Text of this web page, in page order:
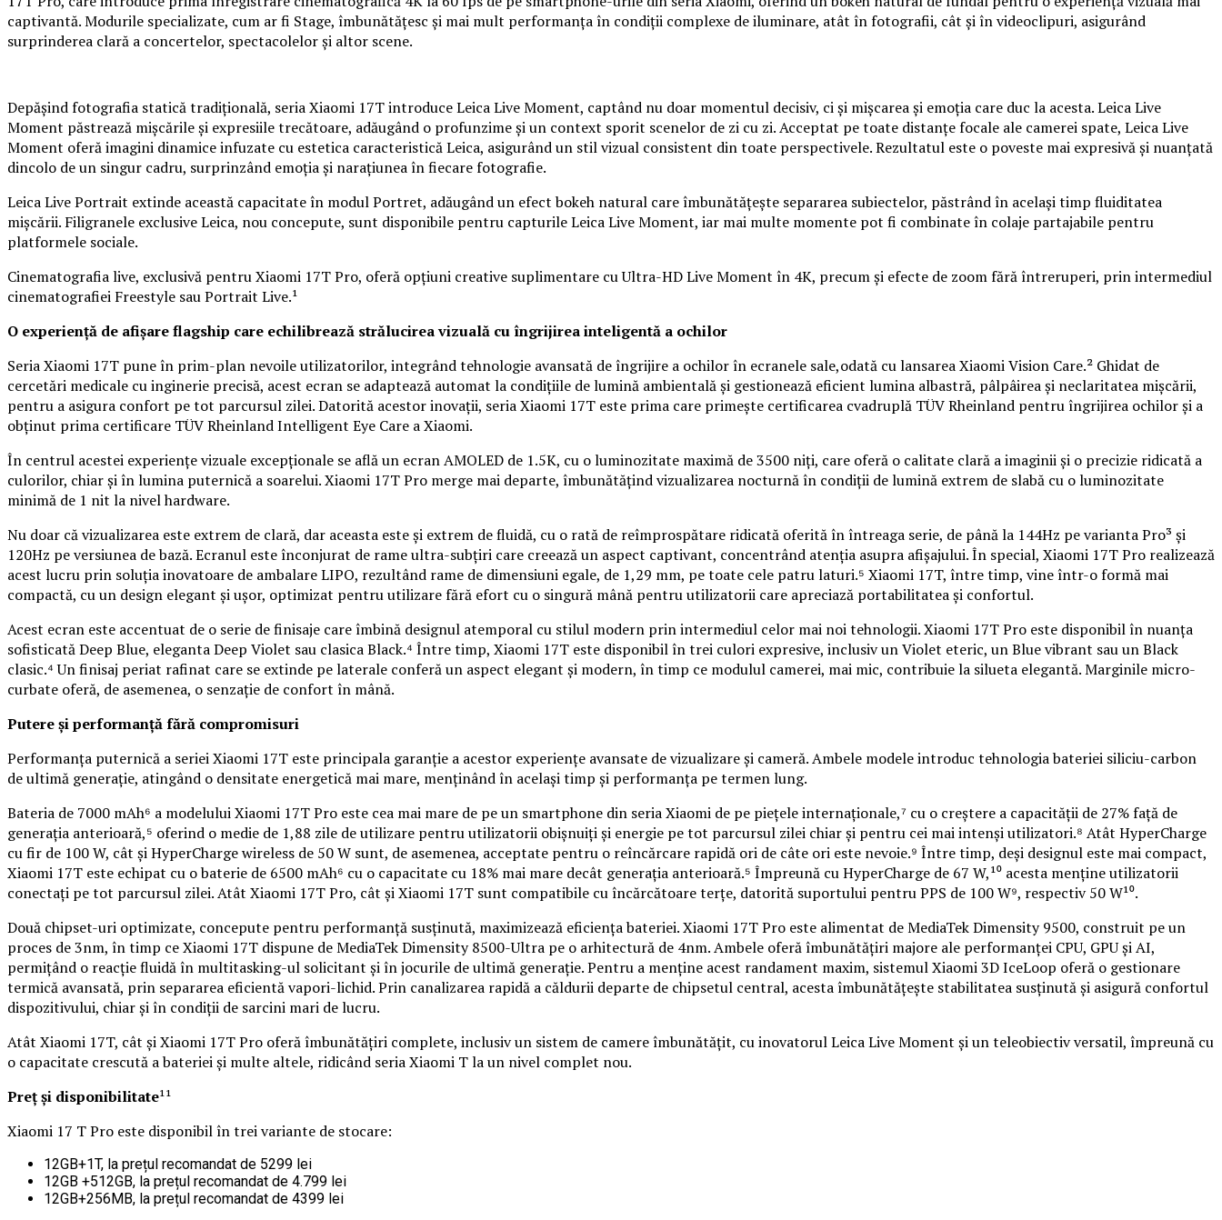
captivantă. Modurile specializate, cum ar fi Stage, îmbunătățesc și mai mult performanța în condiții complexe de iluminare, atât în ​​fotografii, cât și în videoclipuri, asigurând
surprinderea clară a concertelor, spectacolelor și altor scene.
Depășind fotografia statică tradițională, seria Xiaomi 17T introduce Leica Live Moment, captând nu doar momentul decisiv, ci și mișcarea și emoția care duc la acesta. Leica Live
Moment păstrează mișcările și expresiile trecătoare, adăugând o profunzime și un context sporit scenelor de zi cu zi. Acceptat pe toate distanțe focale ale camerei spate, Leica Live
Moment oferă imagini dinamice infuzate cu estetica caracteristică Leica, asigurând un stil vizual consistent din toate perspectivele. Rezultatul este o poveste mai expresivă și nuanțată
dincolo de un singur cadru, surprinzând emoția și narațiunea în fiecare fotografie.
Leica Live Portrait extinde această capacitate în modul Portret, adăugând un efect bokeh natural care îmbunătățește separarea subiectelor, păstrând în același timp fluiditatea
mișcării. Filigranele exclusive Leica, nou concepute, sunt disponibile pentru capturile Leica Live Moment, iar mai multe momente pot fi combinate în colaje partajabile pentru
platformele sociale.
Cinematografia live, exclusivă pentru Xiaomi 17T Pro, oferă opțiuni creative suplimentare cu Ultra-HD Live Moment în 4K, precum și efecte de zoom fără întreruperi, prin intermediul
cinematografiei Freestyle sau Portrait Live.¹
O experiență de afișare flagship care echilibrează strălucirea vizuală cu îngrijirea inteligentă a ochilor
Seria Xiaomi 17T pune în prim-plan nevoile utilizatorilor, integrând tehnologie avansată de îngrijire a ochilor în ecranele sale,odată cu lansarea Xiaomi Vision Care.² Ghidat de
cercetări medicale cu inginerie precisă, acest ecran se adaptează automat la condițiile de lumină ambientală și gestionează eficient lumina albastră, pâlpâirea și neclaritatea mișcării,
pentru a asigura confort pe tot parcursul zilei. Datorită acestor inovații, seria Xiaomi 17T este prima care primește certificarea cvadruplă TÜV Rheinland pentru îngrijirea ochilor și a
obținut prima certificare TÜV Rheinland Intelligent Eye Care a Xiaomi.
În centrul acestei experiențe vizuale excepționale se află un ecran AMOLED de 1.5K, cu o luminozitate maximă de 3500 niți, care oferă o calitate clară a imaginii și o precizie ridicată a
culorilor, chiar și în lumina puternică a soarelui. Xiaomi 17T Pro merge mai departe, îmbunătățind vizualizarea nocturnă în condiții de lumină extrem de slabă cu o luminozitate
minimă de 1 nit la nivel hardware.
Nu doar că vizualizarea este extrem de clară, dar aceasta este și extrem de fluidă, cu o rată de reîmprospătare ridicată oferită în întreaga serie, de până la 144Hz pe varianta Pro³ și
120Hz pe versiunea de bază. Ecranul este înconjurat de rame ultra-subțiri care creează un aspect captivant, concentrând atenția asupra afișajului. În special, Xiaomi 17T Pro realizează
acest lucru prin soluția inovatoare de ambalare LIPO, rezultând rame de dimensiuni egale, de 1,29 mm, pe toate cele patru laturi.⁵ Xiaomi 17T, între timp, vine într-o formă mai
compactă, cu un design elegant și ușor, optimizat pentru utilizare fără efort cu o singură mână pentru utilizatorii care apreciază portabilitatea și confortul.
Acest ecran este accentuat de o serie de finisaje care îmbină designul atemporal cu stilul modern prin intermediul celor mai noi tehnologii. Xiaomi 17T Pro este disponibil în nuanța
sofisticată Deep Blue, eleganta Deep Violet sau clasica Black.⁴ Între timp, Xiaomi 17T este disponibil în trei culori expresive, inclusiv un Violet eteric, un Blue vibrant sau un Black
clasic.⁴ Un finisaj periat rafinat care se extinde pe laterale conferă un aspect elegant și modern, în timp ce modulul camerei, mai mic, contribuie la silueta elegantă. Marginile micro-
curbate oferă, de asemenea, o senzație de confort în mână.
Putere și performanță fără compromisuri
Performanța puternică a seriei Xiaomi 17T este principala garanție a acestor experiențe avansate de vizualizare și cameră. Ambele modele introduc tehnologia bateriei siliciu-carbon
de ultimă generație, atingând o densitate energetică mai mare, menținând în același timp și performanța pe termen lung.
Bateria de 7000 mAh⁶ a modelului Xiaomi 17T Pro este cea mai mare de pe un smartphone din seria Xiaomi de pe piețele internaționale,⁷ cu o creștere a capacității de 27% față de
generația anterioară,⁵ oferind o medie de 1,88 zile de utilizare pentru utilizatorii obișnuiți și energie pe tot parcursul zilei chiar și pentru cei mai intenși utilizatori.⁸ Atât HyperCharge
cu fir de 100 W, cât și HyperCharge wireless de 50 W sunt, de asemenea, acceptate pentru o reîncărcare rapidă ori de câte ori este nevoie.⁹ Între timp, deși designul este mai compact,
Xiaomi 17T este echipat cu o baterie de 6500 mAh⁶ cu o capacitate cu 18% mai mare decât generația anterioară.⁵ Împreună cu HyperCharge de 67 W,¹⁰ acesta menține utilizatorii
conectați pe tot parcursul zilei. Atât Xiaomi 17T Pro, cât și Xiaomi 17T sunt compatibile cu încărcătoare terțe, datorită suportului pentru PPS de 100 W⁹, respectiv 50 W¹⁰.
Două chipset-uri optimizate, concepute pentru performanță susținută, maximizează eficiența bateriei. Xiaomi 17T Pro este alimentat de MediaTek Dimensity 9500, construit pe un
proces de 3nm, în timp ce Xiaomi 17T dispune de MediaTek Dimensity 8500-Ultra pe o arhitectură de 4nm. Ambele oferă îmbunătățiri majore ale performanței CPU, GPU și AI,
permițând o reacție fluidă în multitasking-ul solicitant și în jocurile de ultimă generație. Pentru a menține acest randament maxim, sistemul Xiaomi 3D IceLoop oferă o gestionare
termică avansată, prin separarea eficientă vapori-lichid. Prin canalizarea rapidă a căldurii departe de chipsetul central, acesta îmbunătățește stabilitatea susținută și asigură confortul
dispozitivului, chiar și în condiții de sarcini mari de lucru.
Atât Xiaomi 17T, cât și Xiaomi 17T Pro oferă îmbunătățiri complete, inclusiv un sistem de camere îmbunătățit, cu inovatorul Leica Live Moment și un teleobiectiv versatil, împreună cu
o capacitate crescută a bateriei și multe altele, ridicând seria Xiaomi T la un nivel complet nou.
Preț și disponibilitate¹¹
Xiaomi 17 T Pro este disponibil în trei variante de stocare:
12GB+1T, la prețul recomandat de 5299 lei
12GB +512GB, la prețul recomandat de 4.799 lei
12GB+256MB, la prețul recomandat de 4399 lei